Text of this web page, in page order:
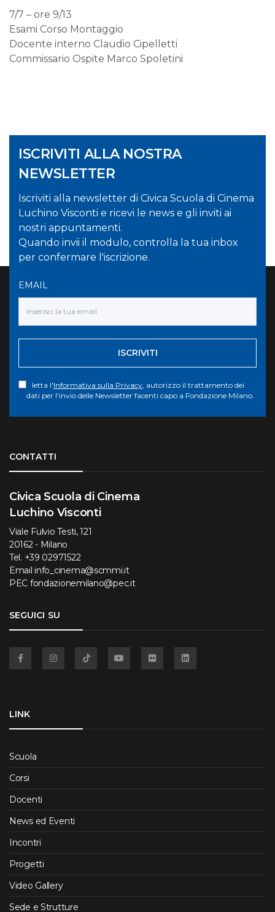
7/7 – ore 9/13
Esami Corso Montaggio
Docente interno Claudio Cipelletti
Commissario Ospite Marco Spoletini
ISCRIVITI ALLA NOSTRA
NEWSLETTER
Iscriviti alla newsletter di Civica Scuola di Cinema
Luchino Visconti e ricevi le news e gli inviti ai
nostri appuntamenti.
Quando invii il modulo, controlla la tua inbox
per confermare l'iscrizione.
EMAIL
ISCRIVITI
letta l'Informativa sulla Privacy, autorizzo il trattamento dei
dati per l'invio delle Newsletter facenti capo a Fondazione Milano.
CONTATTI
Civica Scuola di Cinema
Luchino Visconti
Viale Fulvio Testi, 121
20162 - Milano
Tel. +39 02971522
Email info_cinema@scmmi.it
PEC fondazionemilano@pec.it
SEGUICI SU
LINK
Scuola
Corsi
Docenti
News ed Eventi
Incontri
Progetti
Video Gallery
Sede e Strutture